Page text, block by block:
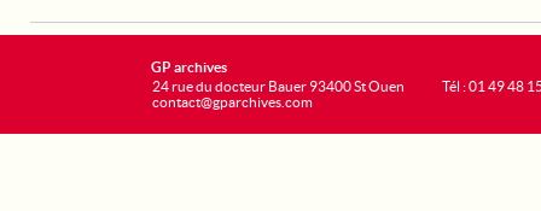
GP archives
24 rue du docteur Bauer 93400 St Ouen
contact@gparchives.com
Tél : 01 49 48